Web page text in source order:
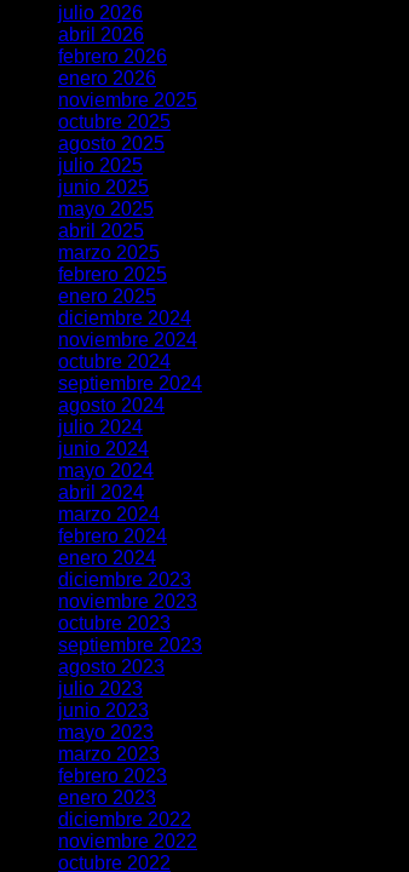
julio 2026
abril 2026
febrero 2026
enero 2026
noviembre 2025
octubre 2025
agosto 2025
julio 2025
junio 2025
mayo 2025
abril 2025
marzo 2025
febrero 2025
enero 2025
diciembre 2024
noviembre 2024
octubre 2024
septiembre 2024
agosto 2024
julio 2024
junio 2024
mayo 2024
abril 2024
marzo 2024
febrero 2024
enero 2024
diciembre 2023
noviembre 2023
octubre 2023
septiembre 2023
agosto 2023
julio 2023
junio 2023
mayo 2023
marzo 2023
febrero 2023
enero 2023
diciembre 2022
noviembre 2022
octubre 2022